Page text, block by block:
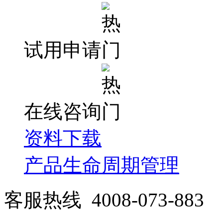
试用申请
在线咨询
资料下载
产品生命周期管理
客服热线 4008-073-883